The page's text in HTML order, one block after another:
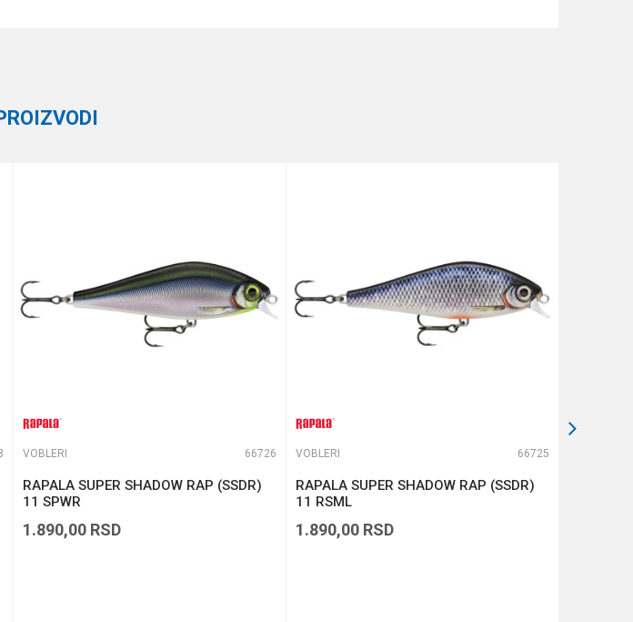
VOBLERI 66726
RAPALA SUPER SHADOW RAP (SSDR)
11 SPWR
1.890,00 RSD
VOBLERI 66725
RAPALA SUPER SHADOW RAP (SSDR)
11 RSML
1.890,00 RSD